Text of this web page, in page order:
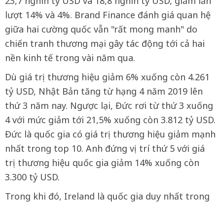
lượt 14% và 4%. Brand Finance đánh giá quan hệ
giữa hai cường quốc vẫn "rất mong manh" do
chiến tranh thương mại gây tác động tới cả hai
nền kinh tế trong vài năm qua.
Dù giá trị thương hiệu giảm 6% xuống còn 4.261
tỷ USD, Nhật Bản tăng từ hạng 4 năm 2019 lên
thứ 3 năm nay. Ngược lại, Đức rơi từ thứ 3 xuống
4 với mức giảm tới 21,5% xuống còn 3.812 tỷ USD.
Đức là quốc gia có giá trị thương hiệu giảm mạnh
nhất trong top 10. Anh đứng vị trí thứ 5 với giá
trị thương hiệu quốc gia giảm 14% xuống còn
3.300 tỷ USD.
Trong khi đó, Ireland là quốc gia duy nhất trong